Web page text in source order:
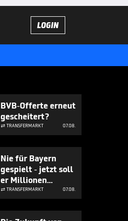
LOGIN
BVB-Offerte erneut
gescheitert?
 TRANSFERMARKT 07.08.
Nie für Bayern
gespielt - jetzt soll
er Millionen
bringen
 TRANSFERMARKT 07.08.